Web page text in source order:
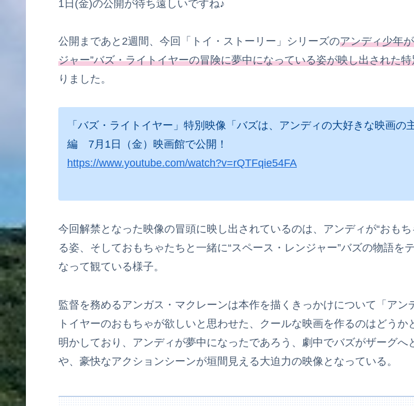
1日(金)の公開が待ち遠しいですね♪
公開まであと2週間、今回「トイ・ストーリー」シリーズのアンディ少年
ジャー”バズ・ライトイヤーの冒険に夢中になっている姿が映し出された特
りました。
「バズ・ライトイヤー」特別映像「バズは、アンディの大好きな映画の
編 7月1日（金）映画館で公開！
https://www.youtube.com/watch?v=rQTFqie54FA
今回解禁となった映像の冒頭に映し出されているのは、アンディが“おもち
る姿、そしておもちゃたちと一緒に“スペース・レンジャー”バズの物語を
なって観ている様子。
監督を務めるアンガス・マクレーンは本作を描くきっかけについて「アン
トイヤーのおもちゃが欲しいと思わせた、クールな映画を作るのはどうか
明かしており、アンディが夢中になったであろう、劇中でバズがザーグへ
や、豪快なアクションシーンが垣間見える大迫力の映像となっている。